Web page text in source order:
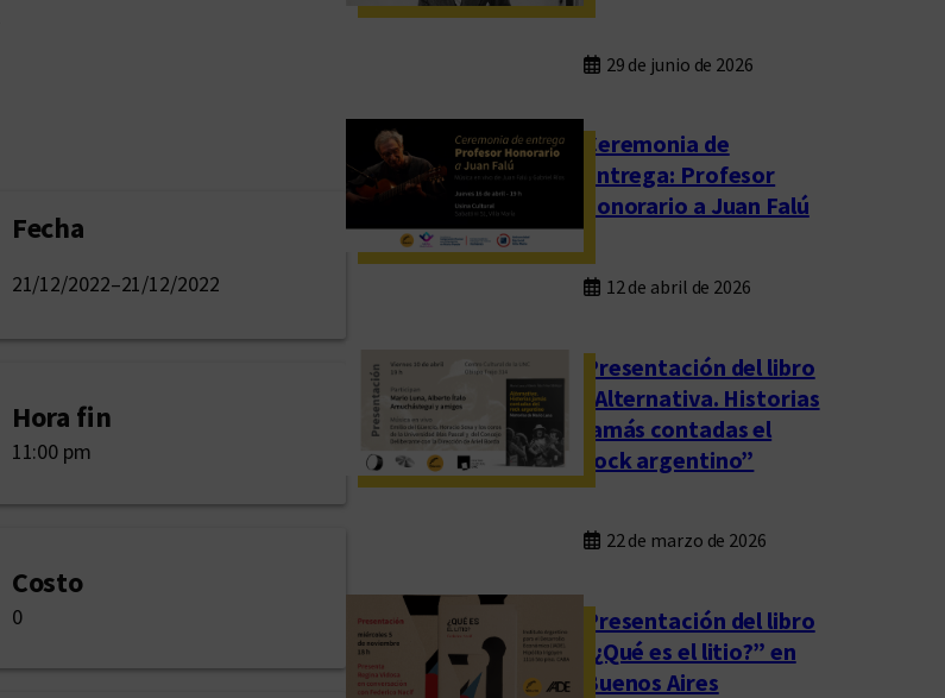
Fecha
21/12/2022–21/12/2022
Hora fin
11:00 pm
Costo
0
29 de junio de 2026
Ceremonia de
entrega: Profesor
honorario a Juan Falú
12 de abril de 2026
Presentación del libro
“Alternativa. Historias
jamás contadas el
rock argentino”
22 de marzo de 2026
Presentación del libro
“¿Qué es el litio?” en
Buenos Aires